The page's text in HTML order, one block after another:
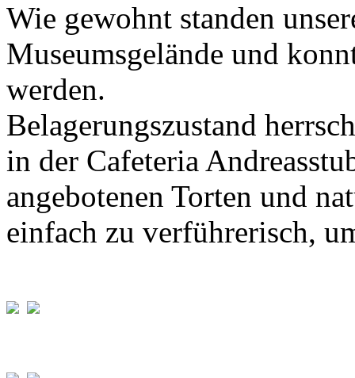
Wie gewohnt standen
Museumsgelände und
werden.
Belagerungszustand
in der Cafeteria
angebotenen Torten und
einfach zu verführerisch,